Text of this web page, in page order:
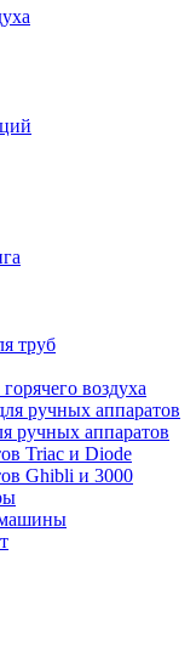
труб
воздуха
ручных аппаратов
ручных аппаратов
Triac и Diode
Ghibli и 3000
машины